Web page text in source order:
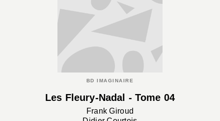
BD IMAGINAIRE
Les Fleury-Nadal - Tome 04
Frank Giroud